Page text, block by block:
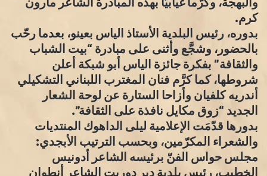
كرم.
بدوره، رئيس البلدية الأستاذ الياس بعينو، بعدما رحّب
بالحضور، وشجَّع وأثنى على مبادرة “بيت الشباب
والثقافة” بفكرة جائزة الياس أبو شبكة أعلن
شروطها، كما كرَّم فنان المغترب اللبناني التشكيلي
أندريه كلفيان وأزاحا الستارة عن لوحة الشعار
الجديد “زوق مكايل نافذة على الثقافة”.
بدورها قدّمَت الإعلامية ليلى الداهوك المنتديات
والشعراء المكرّمين، وبحسب الترتيب الأبجدي:
مجلس حواس الفنّ برئيسه الشاعر أدونيس
الخطيب، رئيس بلدية دير دوريت الشاعر أنطوان